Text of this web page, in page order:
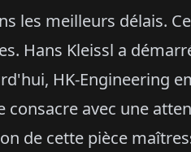
les meilleurs délais.
Hans Kleissl a
HK-Engineering
consacre avec une
de cette pièce